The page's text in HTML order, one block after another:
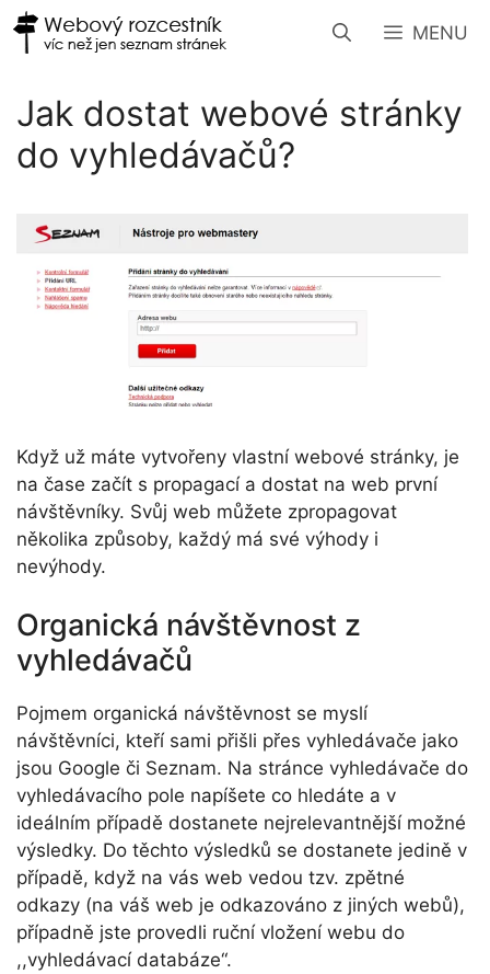
Přeskočit
na
MENU
Jak dostat webové stránky
do vyhledávačů?
Když už máte vytvořeny vlastní webové stránky, je
na čase začít s propagací a dostat na web první
návštěvníky. Svůj web můžete zpropagovat
několika způsoby, každý má své výhody i
nevýhody.
Organická návštěvnost z
vyhledávačů
Pojmem organická návštěvnost se myslí
návštěvníci, kteří sami přišli přes vyhledávače jako
jsou Google či Seznam. Na stránce vyhledávače do
vyhledávacího pole napíšete co hledáte a v
ideálním případě dostanete nejrelevantnější možné
výsledky. Do těchto výsledků se dostanete jedině v
případě, když na vás web vedou tzv. zpětné
odkazy (na váš web je odkazováno z jiných webů),
případně jste provedli ruční vložení webu do
,,vyhledávací databáze“.